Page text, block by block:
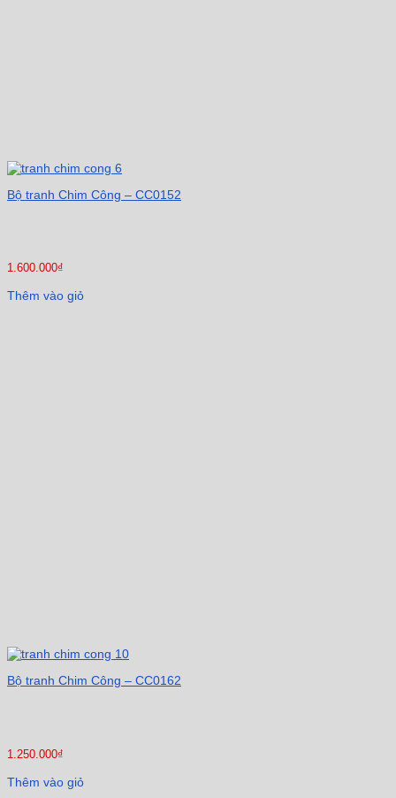
Bộ tranh Chim Công – CC0152
1.600.000₫
Thêm vào giỏ
Bộ tranh Chim Công – CC0162
1.250.000₫
Thêm vào giỏ